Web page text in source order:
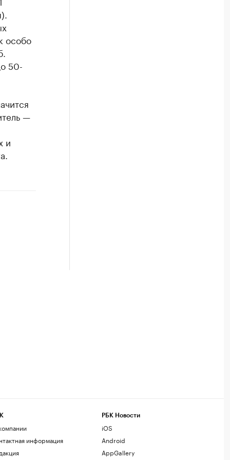
особо
50-
—
и
информация
РБК Новости
iOS
Android
AppGallery